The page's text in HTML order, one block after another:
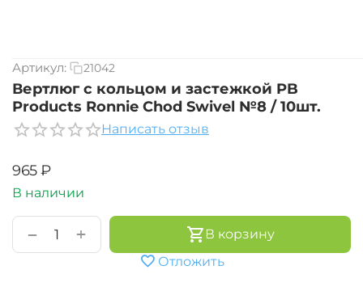
Артикул: 21042
Вертлюг с кольцом и застежкой PB
Products Ronnie Chod Swivel №8 / 10шт.
Написать отзыв
‍965‍₽
В наличии
+
−
В корзину
Отложить